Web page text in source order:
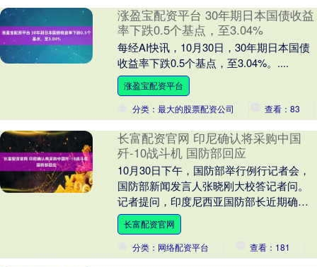
涨盈宝配资平台 30年期日本国债收益
率下跌0.5个基点，至3.04%
每经AI快讯，10月30日，30年期日本国债
收益率下跌0.5个基点，至3.04%。....
涨盈宝配资平台
分类：最大的股票配资公司
查看：83
长富配资官网 印尼确认将采购中国
歼-10战斗机 国防部回应
10月30日下午，国防部举行例行记者会，
国防部新闻发言人张晓刚大校答记者问。
记者提问，印度尼西亚国防部长近期确
认，该国将采购中国歼-10战斗机。请问国
防部能否....
长富配资官网
分类：网络配资平台
查看：181